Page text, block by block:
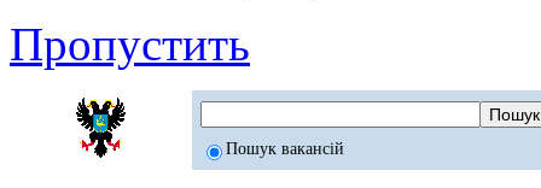
Пропустить
Пошук вакансій